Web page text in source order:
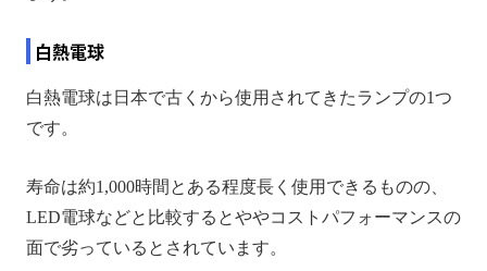
白熱電球
白熱電球は日本で古くから使用されてきたランプの1つ
です。
寿命は約1,000時間とある程度長く使用できるものの、
LED電球などと比較するとややコストパフォーマンスの
面で劣っているとされています。